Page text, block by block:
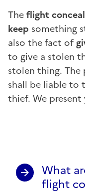
Theflight
keep something
also the fact of
to give a stolen
stolen thing.
shall be liable to
thief. We
What
flight